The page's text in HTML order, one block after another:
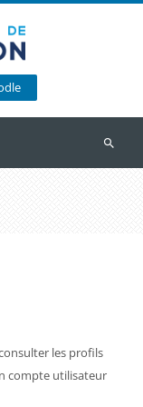
les profils
compte utilisateur